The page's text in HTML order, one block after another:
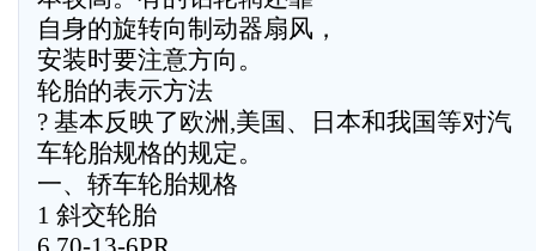
自身的旋转向制动器扇风，
安装时要注意方向。
轮胎的表示方法
? 基本反映了欧洲,美国、日本和我国等对汽
车轮胎规格的规定。
一、轿车轮胎规格
1 斜交轮胎